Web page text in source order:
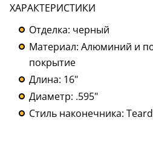
ХАРАКТЕРИСТИКИ
Отделка: черный
Материал: Алюминий и
покрытие
Длина: 16"
Диаметр: .595"
Стиль наконечника: